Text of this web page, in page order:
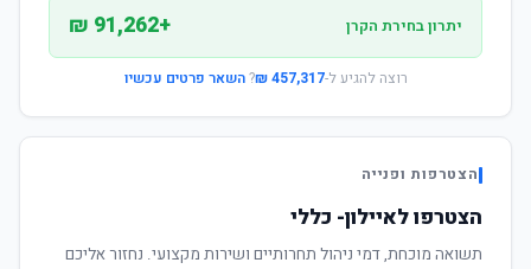
יתרון בחירת הקרן +91,262 ₪
רוצה להגיע ל-457,317 ₪
?השאר פרטים עכשיו
הצטרפות ופנייה
הצטרפו לאיילון- כללי
תשואה מוכחת, דמי ניהול תחרותיים ושירות מקצועי. נחזור אליכם